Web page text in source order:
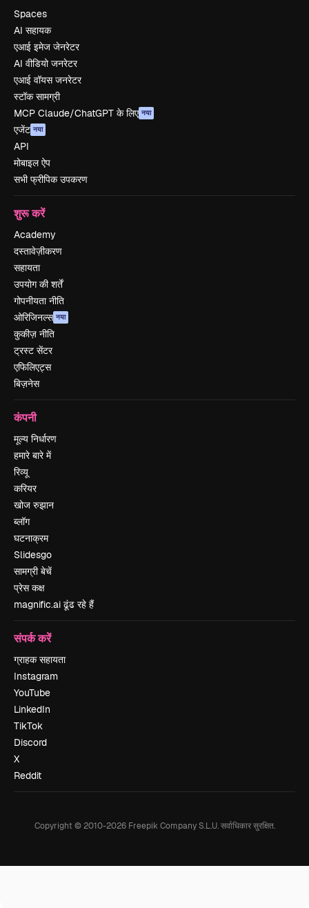
Spaces
AI सहायक
एआई इमेज जेनरेटर
AI वीडियो जनरेटर
एआई वॉयस जनरेटर
स्टॉक सामग्री
MCP Claude/ChatGPT के लिए नया
एजेंट नया
API
मोबाइल ऐप
सभी फ्रीपिक उपकरण
शुरू करें
Academy
दस्तावेज़ीकरण
सहायता
उपयोग की शर्तें
गोपनीयता नीति
ओरिजिनल्स नया
कुकीज़ नीति
ट्रस्ट सेंटर
एफिलिएट्स
बिज़नेस
कंपनी
मूल्य निर्धारण
हमारे बारे में
रिव्यू
करियर
खोज रुझान
ब्लॉग
घटनाक्रम
Slidesgo
सामग्री बेचें
प्रेस कक्ष
magnific.ai ढूंढ रहे हैं
संपर्क करें
ग्राहक सहायता
Instagram
YouTube
LinkedIn
TikTok
Discord
X
Reddit
Copyright © 2010-2026Freepik Company S.L.U. सर्वाधिकार सुरक्षित.